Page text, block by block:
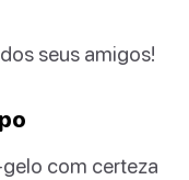
seus amigos!
com certeza